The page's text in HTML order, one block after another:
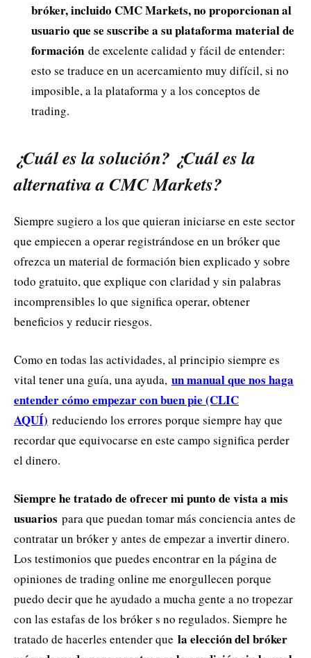
bróker, incluido CMC Markets, no proporcionan al
usuario que se suscribe a su plataforma material de
formación de excelente calidad y fácil de entender:
esto se traduce en un acercamiento muy difícil, si no
imposible, a la plataforma y a los conceptos de
trading.
¿Cuál es la solución? ¿Cuál es la
alternativa a CMC Markets?
Siempre sugiero a los que quieran iniciarse en este sector
que empiecen a operar registrándose en un bróker que
ofrezca un material de formación bien explicado y sobre
todo gratuito, que explique con claridad y sin palabras
incomprensibles lo que significa operar, obtener
beneficios y reducir riesgos.
Como en todas las actividades, al principio siempre es
vital tener una guía, una ayuda, un manual que nos haga
entender cómo empezar con buen pie (CLIC
AQUÍ) reduciendo los errores porque siempre hay que
recordar que equivocarse en este campo significa perder
el dinero.
Siempre he tratado de ofrecer mi punto de vista a mis
usuarios para que puedan tomar más conciencia antes de
contratar un bróker y antes de empezar a invertir dinero.
Los testimonios que puedes encontrar en la página de
opiniones de trading online me enorgullecen porque
puedo decir que he ayudado a mucha gente a no tropezar
con las estafas de los bróker s no regulados. Siempre he
tratado de hacerles entender que la elección del bróker